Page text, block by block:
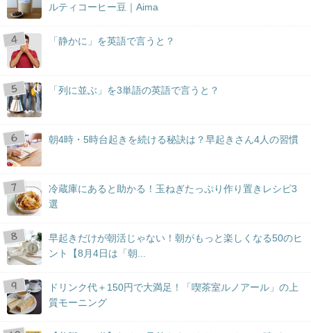
ルティコーヒー豆｜Aima
「静かに」を英語で言うと？
「列に並ぶ」を3単語の英語で言うと？
朝4時・5時台起きを続ける秘訣は？早起きさん4人の習慣
冷蔵庫にあると助かる！玉ねぎたっぷり作り置きレシピ3
選
早起きだけが朝活じゃない！朝がもっと楽しくなる50のヒ
ント【8月4日は「朝...
ドリンク代＋150円で大満足！「喫茶室ルノアール」の上
質モーニング